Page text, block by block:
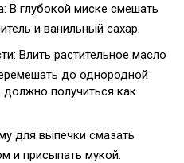
В глубокой миске смешать
и ванильный сахар.
Влить растительное масло
до однородной
должно получиться как
для выпечки смазать
и присыпать мукой.